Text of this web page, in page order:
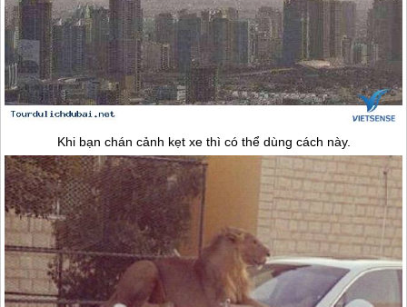
Khi bạn chán cảnh kẹt xe thì có thể dùng cách này.